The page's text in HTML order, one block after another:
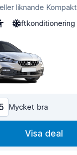
eller liknande Kompakt
Luftkonditionering
Mycket bra
Visa deal